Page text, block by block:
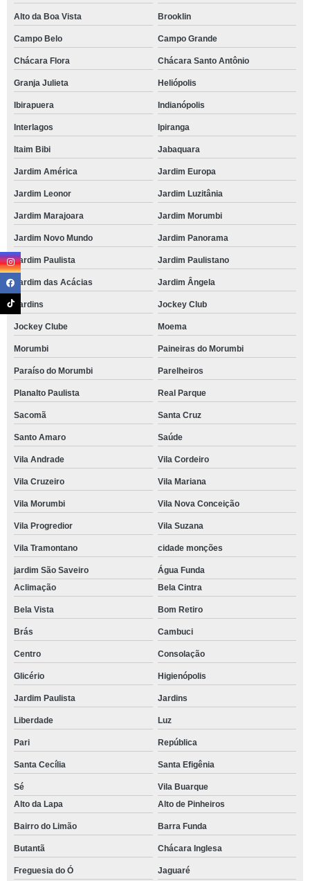
Alto da Boa Vista Brooklin
Campo Belo Campo Grande
Chácara Flora Chácara Santo Antônio
Granja Julieta Heliópolis
Ibirapuera Indianópolis
Interlagos Ipiranga
Itaim Bibi Jabaquara
Jardim América Jardim Europa
Jardim Leonor Jardim Luzitânia
Jardim Marajoara Jardim Morumbi
Jardim Novo Mundo Jardim Panorama
Jardim Paulista Jardim Paulistano
Jardim das Acácias Jardim Ângela
Jardins Jockey Club
Jockey Clube Moema
Morumbi Paineiras do Morumbi
Paraíso do Morumbi Parelheiros
Planalto Paulista Real Parque
Sacomã Santa Cruz
Santo Amaro Saúde
Vila Andrade Vila Cordeiro
Vila Cruzeiro Vila Mariana
Vila Morumbi Vila Nova Conceição
Vila Progredior Vila Suzana
Vila Tramontano cidade monções
jardim São Saveiro
Água Funda
Aclimação
Bela Cintra
Bela Vista Bom Retiro
Brás Cambuci
Centro Consolação
Glicério Higienópolis
Jardim Paulista Jardins
Liberdade Luz
Pari República
Santa Cecília Santa Efigênia
Sé
Vila Buarque
Alto da Lapa
Alto de Pinheiros
Bairro do Limão Barra Funda
Butantã Chácara Inglesa
Freguesia do Ó Jaguaré